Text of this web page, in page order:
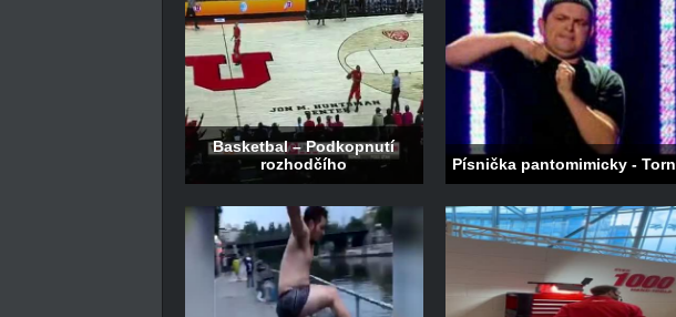
Basketbal – Podkopnutí
rozhodčího
Písnička pantomimicky - Torn